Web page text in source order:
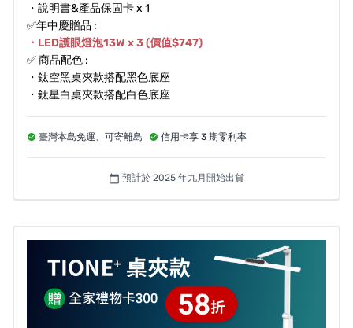
・說明書&產品保固卡 x 1
✅年中慶贈品 :
・LED護眼燈泡13W x 3 (價值$747)
✅ 商品配色 :
・鈦空黑桌夾款搭配黑色底座
・鈦星白桌夾款搭配白色底座
臺灣本島免運、可寄離島 信用卡享 3 期零利率
calendar_today 預計於 2025 年九月開始出貨